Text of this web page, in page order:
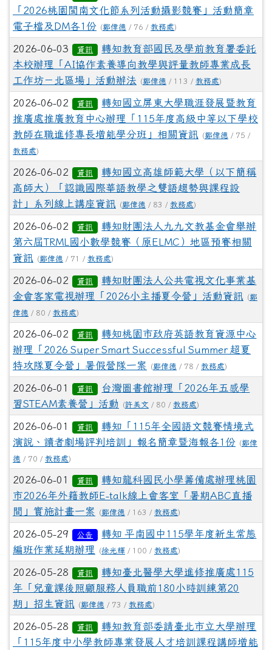
「2026桃園閩南文化節系列活動攝影競賽」活動簡章
電子檔及DM各1份 (鄭偉德 / 76 / 教務處)
2026-06-03 資訊
轉知教育部國民及學前教育署委託
本校辦理「AI協作素養導向教學與評量教師專業成長
工作坊－北區場」活動辦法
(鄭偉德 / 113 / 教務處)
2026-06-02 資訊
轉知國立屏東大學職涯發展暨教育
推廣處推廣教育中心辦理「115年度高級中等以下學校
教師在職進修專長增能學分班」相關資訊
(鄭偉德 / 75 /
教務處)
2026-06-02 資訊
轉知國立高雄師範大學（以下簡稱
高師大）「認識國際華語教學之雙語趨勢與課程設
計」系列線上講座資訊
(鄭偉德 / 83 / 教務處)
2026-06-02 資訊
轉知財團法人九九文教基金會舉辦
第六屆TRML國小數學競賽（原ELMC）地區預賽相關
資訊
(鄭偉德 / 71 / 教務處)
2026-06-02 資訊
轉知財團法人公共電視文化事業基
金會客家電視辦理「2026小主播夏令營」活動資訊
(鄭
偉德 / 80 / 教務處)
2026-06-02 資訊
轉知桃園市政府英語教育資源中心
辦理「2026 Super Smart Successful Summer 超夏
特攻隊夏令營」暑假營隊一案
(鄭偉德 / 78 / 教務處)
2026-06-01 資訊
台灣圖書館辦理「2026年五感學
習STEAM素養營」活動
(許美文 / 80 / 教務處)
2026-06-01 資訊
轉知「115年全國語文競賽情境式
演說、讀者劇場評判培訓」報名簡章暨海報各1份 (鄭偉
德 / 70 / 教務處)
2026-06-01 資訊
轉知龍科國民小學籌備處辦理桃園
市2026年外籍教師E-talk線上會客室「暑期ABC直播
間」實施計畫一案
(鄭偉德 / 163 / 教務處)
2026-05-29 公告
轉知 平南國中115學年度新生常態
編班作業延期辦理
(徐光輝 / 100 / 教務處)
2026-05-28 資訊
轉知臺北醫學大學進修推廣處115
年「兒童課後照顧服務人員職前180小時訓練第20
期」招生資訊
(鄭偉德 / 73 / 教務處)
2026-05-28 資訊
轉知教育部委請臺北市立大學辦理
「115年度中小學教師專業發展人才培訓課程講師增能